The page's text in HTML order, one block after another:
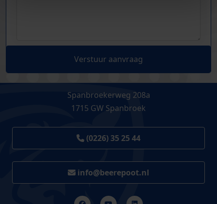
Verstuur aanvraag
Spanbroekerweg 208a
1715 GW Spanbroek
(0226) 35 25 44
info@beerepoot.nl